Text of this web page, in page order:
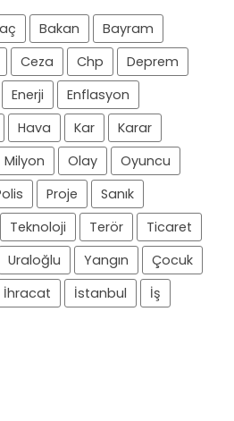
Bakan
Bayram
Ceza Chp
Deprem
Enerji
Enflasyon
Hava Kar
Karar
Milyon Olay
Oyuncu
Proje
Sanık
Teknoloji Terör
Ticaret
Uraloğlu Yangın
Çocuk
İhracat İstanbul
İş